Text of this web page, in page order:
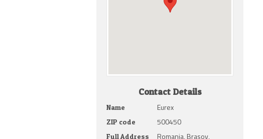
Contact Details
Name Eurex
ZIP code 500450
Full Address Romania, Brasov,